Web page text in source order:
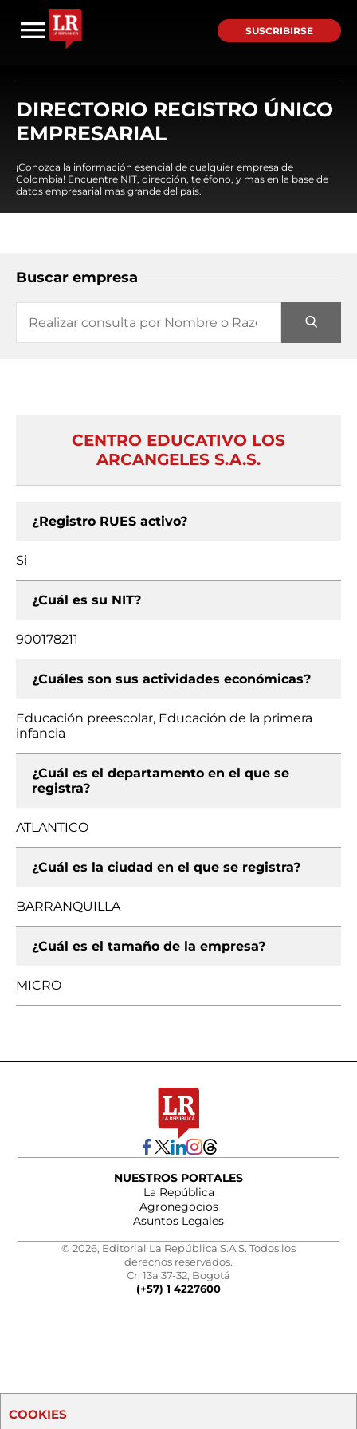
SUSCRIBIRSE
DIRECTORIO REGISTRO ÚNICO
EMPRESARIAL
¡Conozca la información esencial de cualquier empresa de
Colombia! Encuentre NIT, dirección, teléfono, y mas en la base de
datos empresarial mas grande del país.
Buscar empresa
CENTRO EDUCATIVO LOS
ARCANGELES S.A.S.
¿Registro RUES activo?
Si
¿Cuál es su NIT?
900178211
¿Cuáles son sus actividades económicas?
Educación preescolar, Educación de la primera
infancia
¿Cuál es el departamento en el que se
registra?
ATLANTICO
¿Cuál es la ciudad en el que se registra?
BARRANQUILLA
¿Cuál es el tamaño de la empresa?
MICRO
NUESTROS PORTALES
La República
Agronegocios
Asuntos Legales
© 2026, Editorial La República S.A.S. Todos los
derechos reservados.
Cr. 13a 37-32, Bogotá
(+57) 1 4227600
COOKIES